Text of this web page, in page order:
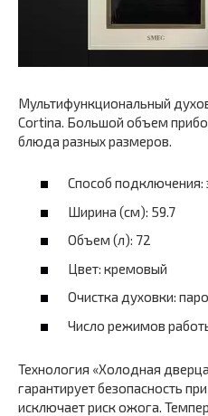
Мультифункциональный
Cortina. Большой объем
блюда разных размеров.
Способ подключения:
Ширина (см): 59.7
Объем (л): 72
Цвет: кремовый
Очистка духовки:
Число режимов
Технология «Холодная
гарантирует безопасность
исключает риск ожога.